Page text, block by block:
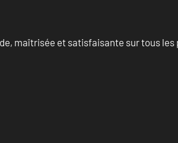
maîtrisée et satisfaisante sur tous les